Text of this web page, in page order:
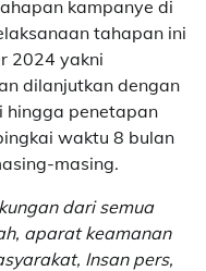
kampanye di
tahapan ini
2024 yakni
dilanjutkan dengan
hingga penetapan
waktu 8 bulan
masing.
dari semua
aparat keamanan
Insan pers,